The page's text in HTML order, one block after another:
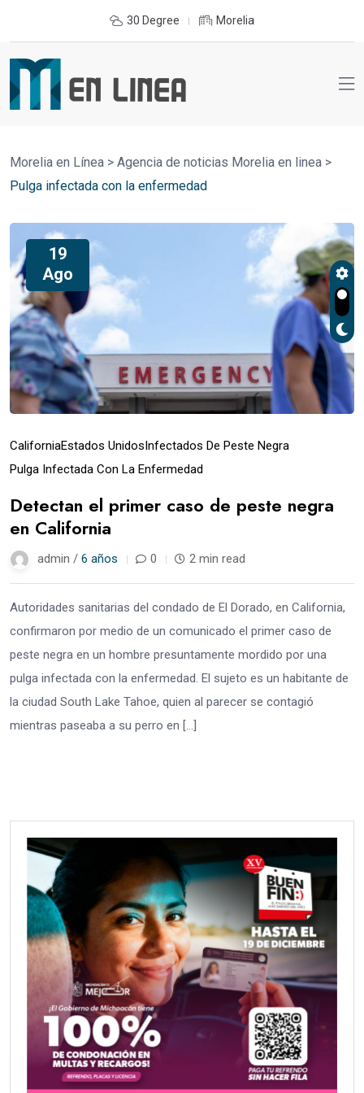
30 Degree Morelia
Morelia en Línea > Agencia de noticias Morelia en linea >
Pulga infectada con la enfermedad
19
Ago
CaliforniaEstados UnidosInfectados De Peste Negra
Pulga Infectada Con La Enfermedad
Detectan el primer caso de peste negra
en California
admin / 6 años 0 2 min read
Autoridades sanitarias del condado de El Dorado, en California,
confirmaron por medio de un comunicado el primer caso de
peste negra en un hombre presuntamente mordido por una
pulga infectada con la enfermedad. El sujeto es un habitante de
la ciudad South Lake Tahoe, quien al parecer se contagió
mientras paseaba a su perro en […]